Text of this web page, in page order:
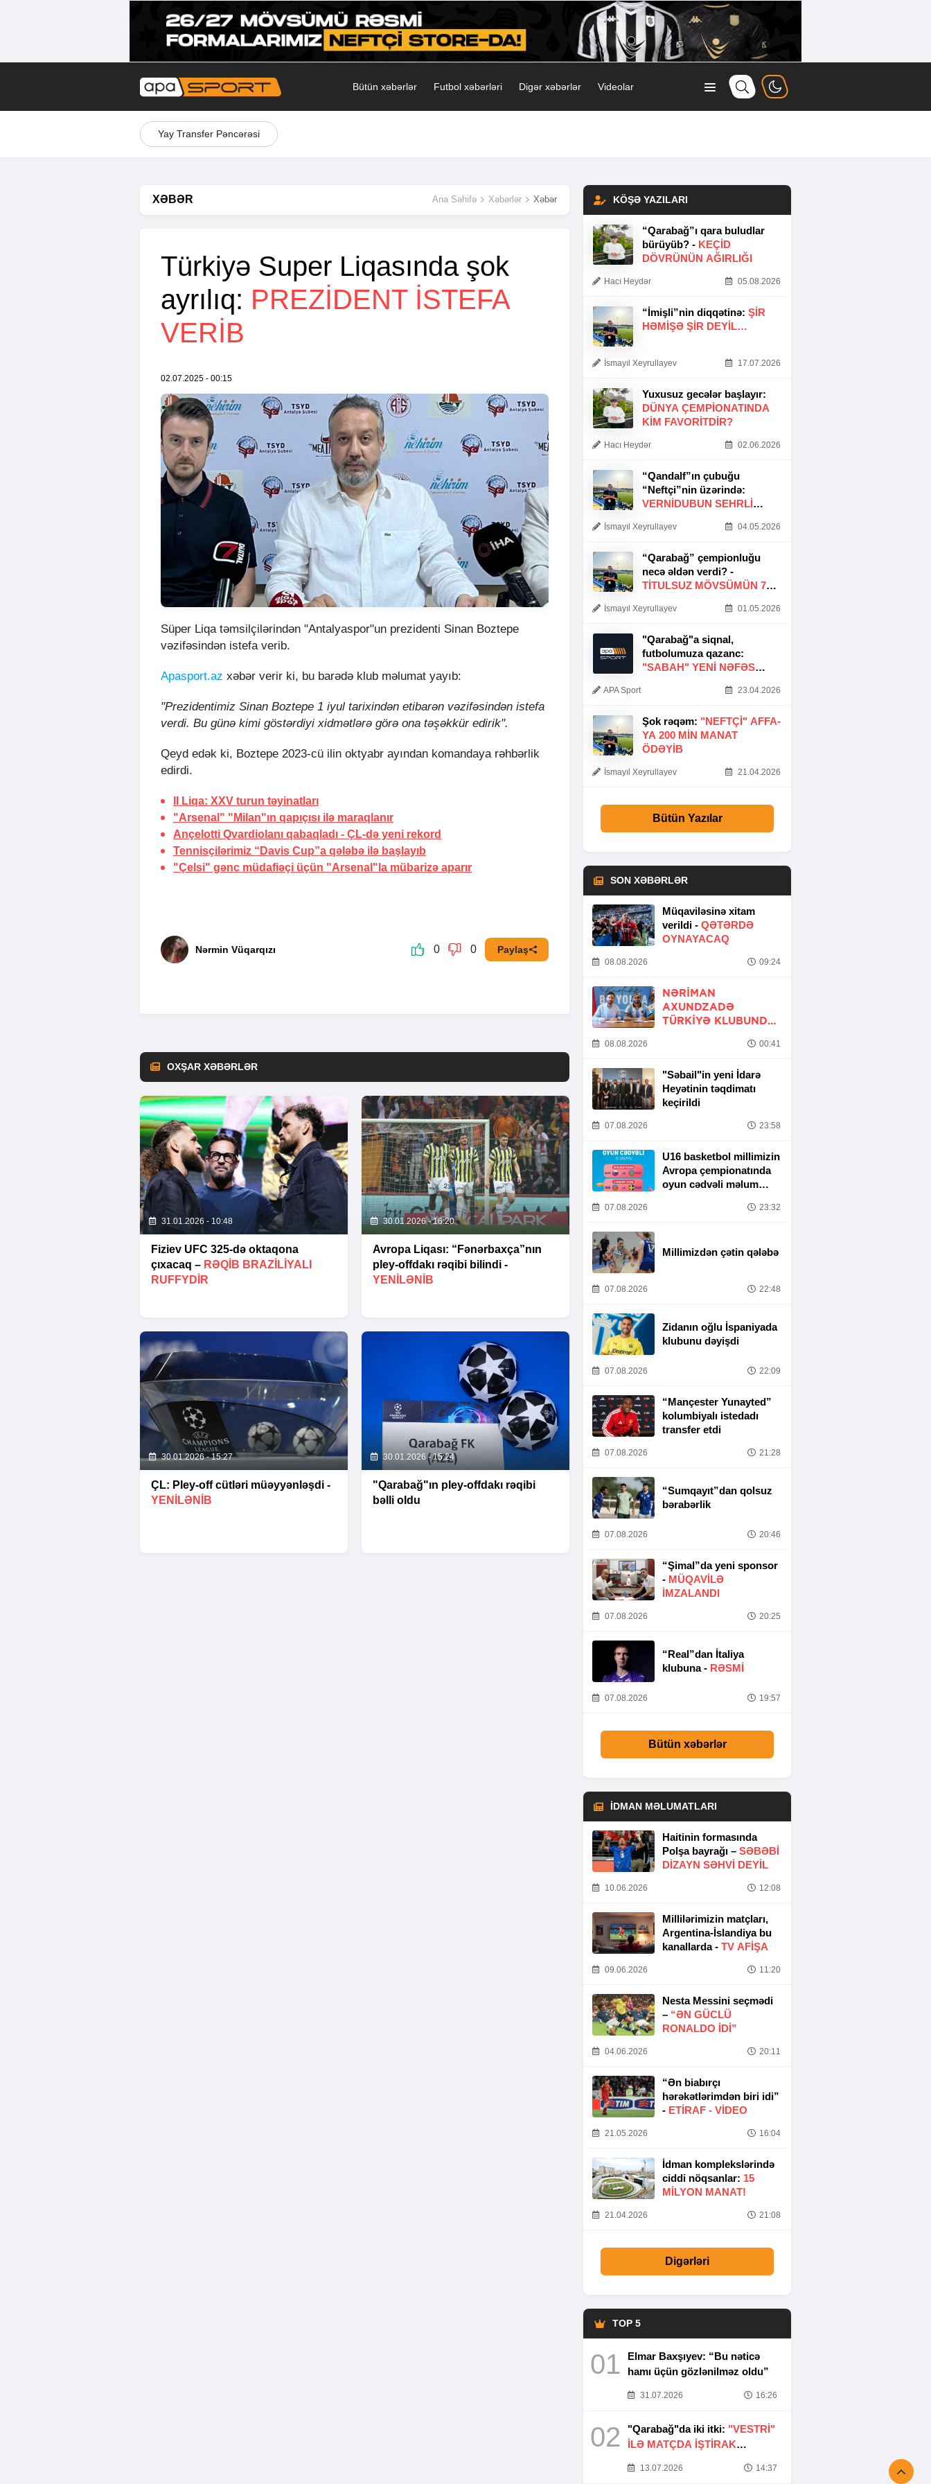
Bütün xəbərlər Futbol xəbərləri Digər xəbərlər Videolar
Yay Transfer Pəncərəsi
XƏBƏR Ana Səhifə Xəbərlər Xəbər
Türkiyə Super Liqasında şok
ayrılıq: PREZIDENT ISTEFA
VERIB
02.07.2025 - 00:15
Süper Liqa təmsilçilərindən "Antalyaspor"un prezidenti Sinan Boztepe
vəzifəsindən istefa verib.
Apasport.az xəbər verir ki, bu barədə klub məlumat yayıb:
"Prezidentimiz Sinan Boztepe 1 iyul tarixindən etibarən vəzifəsindən istefa
verdi. Bu günə kimi göstərdiyi xidmətlərə görə ona təşəkkür edirik".
Qeyd edək ki, Boztepe 2023-cü ilin oktyabr ayından komandaya rəhbərlik
edirdi.
II Liqa: XXV turun təyinatları
"Arsenal" "Milan"ın qapıçısı ilə maraqlanır
Ançelotti Qvardiolanı qabaqladı - ÇL-də yeni rekord
Tennisçilərimiz “Davis Cup”a qələbə ilə başlayıb
"Çelsi" gənc müdafiəçi üçün "Arsenal"la mübarizə aparır
Nərmin Vüqarqızı 0 0 Paylaş
OXŞAR XƏBƏRLƏR
31.01.2026 - 10:48
Fiziev UFC 325-də oktaqona
çıxacaq – RƏQIB BRAZILIYALI
RUFFYDIR
30.01.2026 - 16:20
Avropa Liqası: “Fənərbaxça”nın
pley-offdakı rəqibi bilindi -
YENİLƏNİB
30.01.2026 - 15:27
ÇL: Pley-off cütləri müəyyənləşdi -
YENİLƏNİB
30.01.2026 - 15:24
"Qarabağ"ın pley-offdakı rəqibi
bəlli oldu
KÖŞƏ YAZILARI
“Qarabağ”ı qara buludlar
bürüyüb? - KEÇID
DÖVRÜNÜN AĞIRLIĞI
Hacı Heydər 05.08.2026
“İmişli”nin diqqətinə: ŞIR
HƏMIŞƏ ŞIR DEYIL…
İsmayıl Xeyrullayev 17.07.2026
Yuxusuz gecələr başlayır:
DÜNYA ÇEMPIONATINDA
KIM FAVORITDIR?
Hacı Heydər 02.06.2026
“Qandalf”ın çubuğu
“Neftçi”nin üzərində:
VERNİDUBUN SEHRLİ
İsmayıl Xeyrullayev 04.05.2026
“Qarabağ” çempionluğu
necə əldən verdi? -
TITULSUZ MÖVSÜMÜN 7
İsmayıl Xeyrullayev 01.05.2026
"Qarabağ"a siqnal,
futbolumuza qazanc:
"SABAH" YENI NƏFƏS
APA Sport 23.04.2026
Şok rəqəm: "NEFTÇI" AFFA-
YA 200 MIN MANAT
ÖDƏYIB
İsmayıl Xeyrullayev 21.04.2026
Bütün Yazılar
SON XƏBƏRLƏR
Müqaviləsinə xitam
verildi - QƏTƏRDƏ
OYNAYACAQ
08.08.2026 09:24
NƏRIMAN
AXUNDZADƏ
TÜRKIYƏ KLUBUNDA
08.08.2026 00:41
"Səbail"in yeni İdarə
Heyətinin təqdimatı
keçirildi
07.08.2026 23:58
U16 basketbol millimizin
Avropa çempionatında
oyun cədvəli məlum
07.08.2026 23:32
Millimizdən çətin qələbə
07.08.2026 22:48
Zidanın oğlu İspaniyada
klubunu dəyişdi
07.08.2026 22:09
“Mançester Yunayted”
kolumbiyalı istedadı
transfer etdi
07.08.2026 21:28
“Sumqayıt”dan qolsuz
bərabərlik
07.08.2026 20:46
“Şimal”da yeni sponsor
- MÜQAVİLƏ
İMZALANDI
07.08.2026 20:25
“Real”dan İtaliya
klubuna - RƏSMİ
07.08.2026 19:57
Bütün xəbərlər
İDMAN MƏLUMATLARI
Haitinin formasında
Polşa bayrağı – SƏBƏBI
DIZAYN SƏHVI DEYIL
10.06.2026 12:08
Millilərimizin matçları,
Argentina-İslandiya bu
kanallarda - TV AFİŞA
09.06.2026 11:20
Nesta Messini seçmədi
– “ƏN GÜCLÜ
RONALDO IDI”
04.06.2026 20:11
“Ən biabırçı
hərəkətlərimdən biri idi”
- ETIRAF - VİDEO
21.05.2026 16:04
İdman komplekslərində
ciddi nöqsanlar: 15
MILYON MANAT!
21.04.2026 21:08
Digərləri
TOP 5
01
Elmar Baxşıyev: “Bu nəticə
hamı üçün gözlənilməz oldu”
31.07.2026 16:26
02 "Qarabağ"da iki itki: "VESTRİ"
İLƏ MATÇDA İŞTİRAK
13.07.2026 14:37